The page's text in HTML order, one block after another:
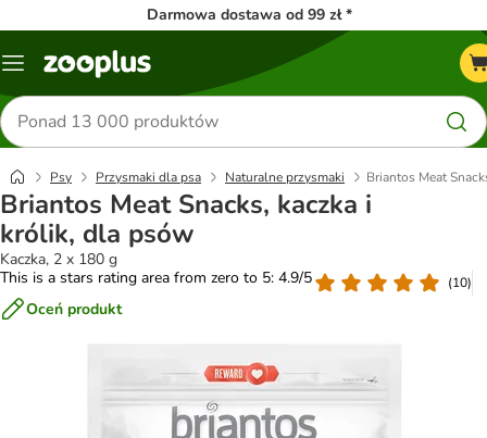
Darmowa dostawa od 99 zł *
Menu
Szukaj
produktów
Psy Przysmaki dla psa Naturalne przysmaki Briantos Meat
Briantos Meat Snacks, kaczka i
królik, dla psów
Kaczka, 2 x 180 g
This is a stars rating area from zero to 5: 4.9/5
(10)
Oceń produkt